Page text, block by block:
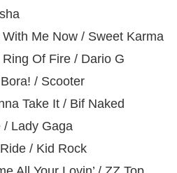
Me Now / Sweet Karma
Of Fire / Dario G
/ Scooter
Take It / Bif Naked
/ Lady Gaga
/ Kid Rock